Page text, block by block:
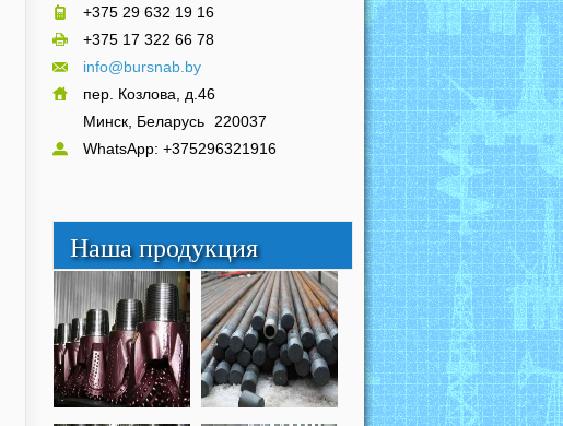
+375 29 632 19 16
+375 17 322 66 78
info@bursnab.by
пер. Козлова, д.46
Минск, Беларусь 220037
WhatsApp: +375296321916
Наша продукция